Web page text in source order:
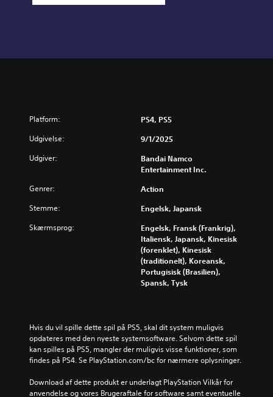
Platform: PS4, PS5
Udgivelse: 9/1/2025
Udgiver:
Bandai Namco
Entertainment Inc.
Genrer: Action
Stemme: Engelsk, Japansk
Skærmsprog:
Engelsk, Fransk (Frankrig),
Italiensk, Japansk, Kinesisk
(forenklet), Kinesisk
(traditionelt), Koreansk,
Portugisisk (Brasilien),
Spansk, Tysk
Hvis du vil spille dette spil på PS5, skal dit system muligvis
opdateres med den nyeste systemsoftware. Selvom dette spil
kan spilles på PS5, mangler der muligvis visse funktioner, som
findes på PS4. Se PlayStation.com/bc for nærmere oplysninger.
Download af dette produkt er underlagt PlayStation Vilkår for
anvendelse og vores Brugeraftale for software samt eventuelle